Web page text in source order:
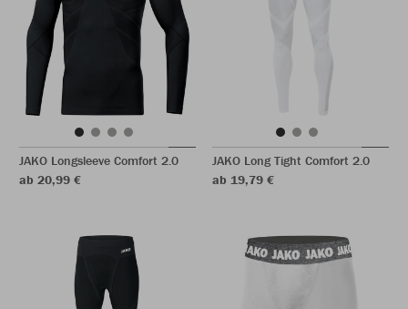
JAKO Longsleeve Comfort 2.0
ab 20,99 €
JAKO Long Tight Comfort 2.0
ab 19,79 €